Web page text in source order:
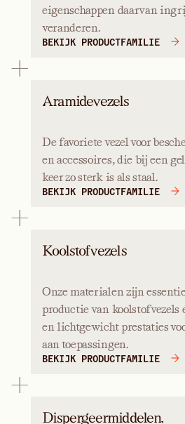
eigenschappen daarvan
veranderen.
BEKIJK PRODUCTFAMILIE
Aramidevezels
De favoriete vezel voor
en accessoires, die bij een
keer zo sterk is als staal.
BEKIJK PRODUCTFAMILIE
Koolstofvezels
Onze materialen zijn
productie van koolstofvezels
en lichtgewicht prestaties
aan toepassingen.
BEKIJK PRODUCTFAMILIE
Dispergeermiddelen,